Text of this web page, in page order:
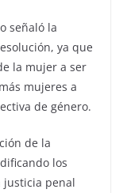
señaló la
ya que
la mujer a ser
mujeres a
de género.
de la
los
justicia penal